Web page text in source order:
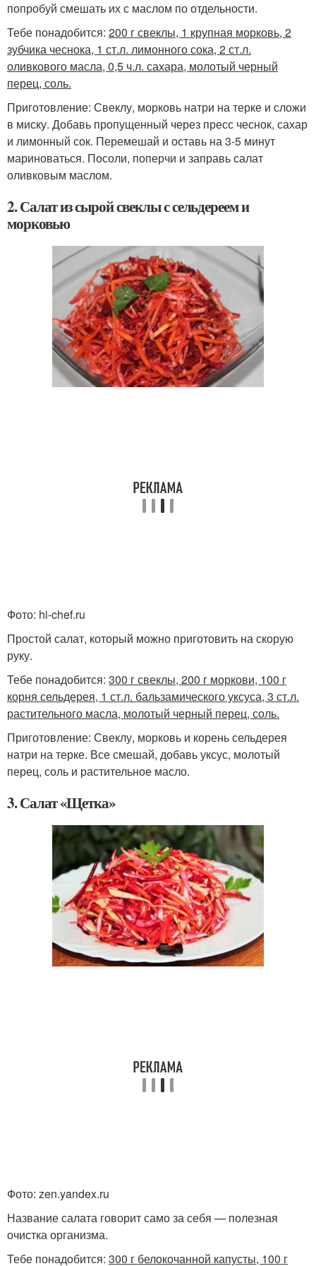
попробуй смешать их с маслом по отдельности.
Тебе понадобится: 200 г свеклы, 1 крупная морковь, 2
зубчика чеснока, 1 ст.л. лимонного сока, 2 ст.л.
оливкового масла, 0,5 ч.л. сахара, молотый черный
перец, соль.
Приготовление: Свеклу, морковь натри на терке и сложи
в миску. Добавь пропущенный через пресс чеснок, сахар
и лимонный сок. Перемешай и оставь на 3-5 минут
мариноваться. Посоли, поперчи и заправь салат
оливковым маслом.
2. Салат из сырой свеклы с сельдереем и
морковью
Фото: hi-chef.ru
Простой салат, который можно приготовить на скорую
руку.
Тебе понадобится: 300 г свеклы, 200 г моркови, 100 г
корня сельдерея, 1 ст.л. бальзамического уксуса, 3 ст.л.
растительного масла, молотый черный перец, соль.
Приготовление: Свеклу, морковь и корень сельдерея
натри на терке. Все смешай, добавь уксус, молотый
перец, соль и растительное масло.
3. Салат «Щетка»
Фото: zen.yandex.ru
Название салата говорит само за себя — полезная
очистка организма.
Тебе понадобится: 300 г белокочанной капусты, 100 г